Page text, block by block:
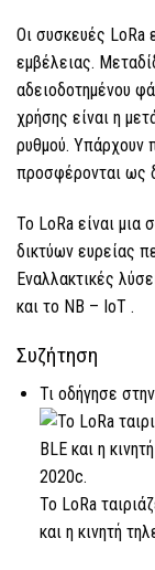
Οι συσκευές LoRa
εμβέλειας.
αδειοδοτημένου
χρήσης είναι η
ρυθμού. Υπάρχουν
προσφέρονται ως
Το LoRa είναι μια
δικτύων ευρείας
Εναλλακτικές
και το NB – IoT .
Συζήτηση
Τι οδήγησε
Το LoRa
και η κινητή